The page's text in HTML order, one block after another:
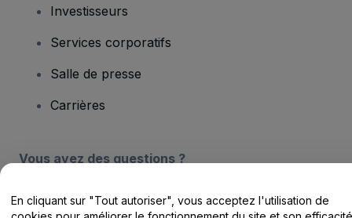
Investisseurs
Services corporatifs
Salle de presse
Carrières
Vous avez des questions ?
Centre d'assistance / Nous contacter
En cliquant sur "Tout autoriser", vous acceptez l'utilisation de